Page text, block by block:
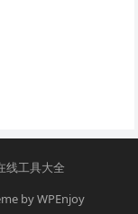
线工具大全
byWPEnjoy